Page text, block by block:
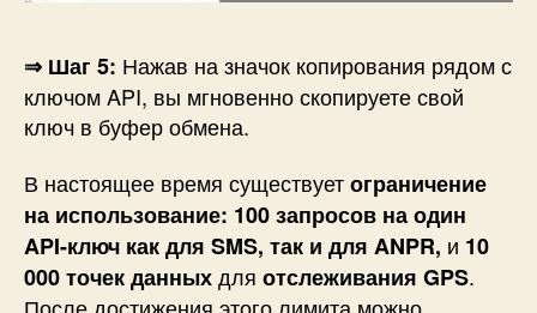
⇒ Шаг 5: Нажав назначок копирования рядом с
ключом API, вы мгновенно скопируете свой
ключ в буфер обмена.
В настоящее время существуетограничение
на использование: 100 запросов на один
API-ключ как для SMS, так и для ANPR, и 10
000 точек данныхдля отслеживания GPS.